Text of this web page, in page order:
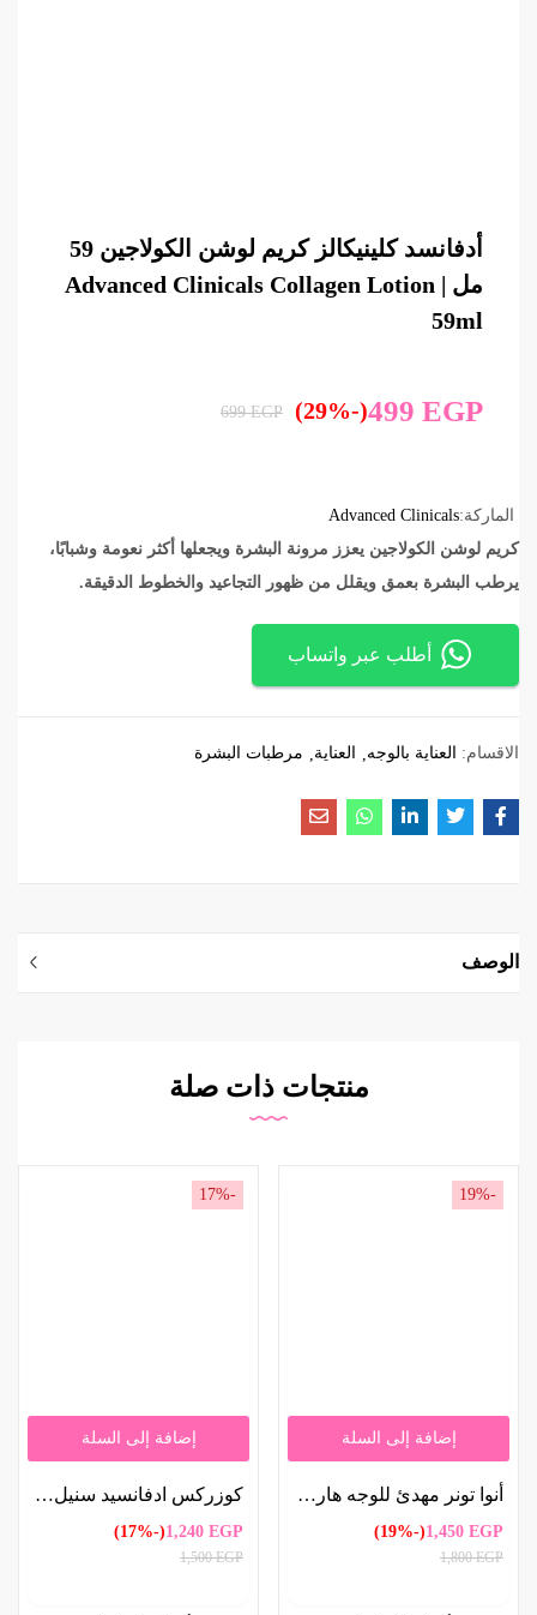
أدفانسد كلينيكالز كريم لوشن الكولاجين 59
مل | Advanced Clinicals Collagen Lotion
59ml
499 EGP
(-29%)
699EGP
الماركة:Advanced Clinicals
كريم لوشن الكولاجين يعزز مرونة البشرة ويجعلها أكثر نعومة وشبابًا،
يرطب البشرة بعمق ويقلل من ظهور التجاعيد والخطوط الدقيقة.
أطلب عبر واتساب
الاقسام: العناية بالوجه العناية مرطبات البشرة
الوصف
منتجات ذات صلة
إضافة إلى السلة
-19%
أنوا تونر مهدئ للوجه هارتليف 77% – 250مل | Anua Heartleaf Calming Face Toner 77% 250ml
1,450 EGP
(-19%)
1,800EGP
إضافة إلى السلة
-17%
كوزركس ادفانسيد سنيل كريم الكل في واحد المتطور بخلاصة مخاط الحلزون 92% | COSRX Advanced Snail All-in-One Cream with 92% Snail Mucin 100 ml
1,240 EGP
(-17%)
1,500EGP